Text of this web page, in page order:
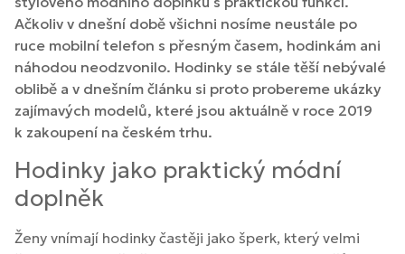
Ačkoliv v dnešní době všichni nosíme neustále po
ruce mobilní telefon s přesným časem, hodinkám ani
náhodou neodzvonilo. Hodinky se stále těší nebývalé
oblibě a v dnešním článku si proto probereme ukázky
zajímavých modelů, které jsou aktuálně v roce 2019
k zakoupení na českém trhu.
Hodinky jako praktický módní
doplněk
Ženy vnímají hodinky častěji jako šperk, který velmi